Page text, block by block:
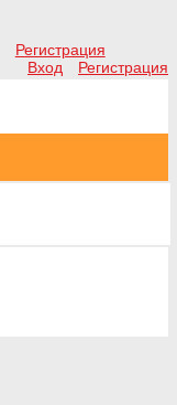
Регистрация
Вход
Регистрация